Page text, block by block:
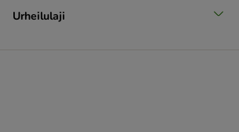
Urheilulaji